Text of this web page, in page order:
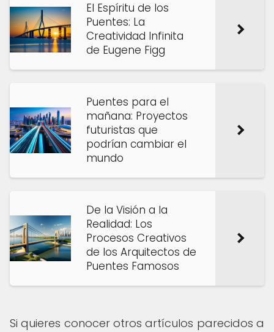
El Espíritu de los
Puentes: La
Creatividad Infinita
de Eugene Figg
Puentes para el
mañana: Proyectos
futuristas que
podrían cambiar el
mundo
De la Visión a la
Realidad: Los
Procesos Creativos
de los Arquitectos de
Puentes Famosos
Si quieres conocer otros artículos parecidos a